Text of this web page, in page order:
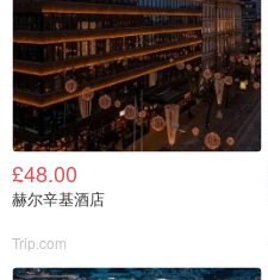
£48.00
赫尔辛基酒店
Trip.com